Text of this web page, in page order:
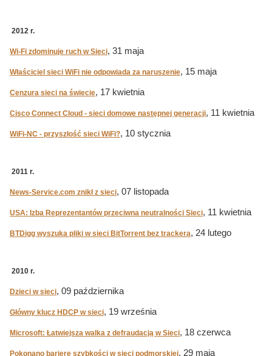
2012 r.
Wi-Fi zdominuje ruch w Sieci, 31 maja
Właściciel sieci WiFi nie odpowiada za naruszenie, 15 maja
Cenzura sieci na świecie, 17 kwietnia
Cisco Connect Cloud - sieci domowe następnej generacji, 11 kwietnia
WiFi-NC - przyszłość sieci WiFi?, 10 stycznia
2011 r.
News-Service.com znikł z sieci, 07 listopada
USA: Izba Reprezentantów przeciwna neutralności Sieci, 11 kwietnia
BTDigg wyszuka pliki w sieci BitTorrent bez trackera, 24 lutego
2010 r.
Dzieci w sieci, 09 października
Główny klucz HDCP w sieci, 19 września
Microsoft: Łatwiejsza walka z defraudacją w Sieci, 18 czerwca
Pokonano barierę szybkości w sieci podmorskiej, 29 maja